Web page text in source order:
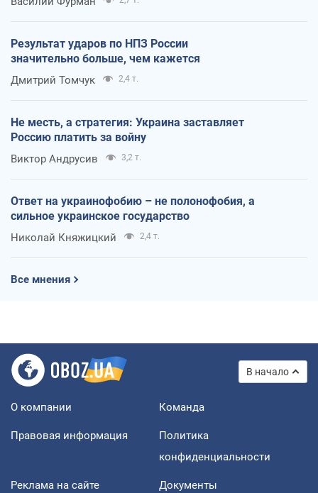
Результат ударов по НПЗ России
значительно больше, чем кажется
Дмитрий Томчук 2,4 т.
Не месть, а стратегия: Украина заставляет
Россию платить за войну
Виктор Андрусив 3,2 т.
Ответ на украинофобию – не полонофобия, а
сильное украинское государство
Николай Княжицкий 2,4 т.
Все мнения
В начало
О компании Команда
Правовая информация
Политика
конфиденциальности
Реклама на сайте Документы